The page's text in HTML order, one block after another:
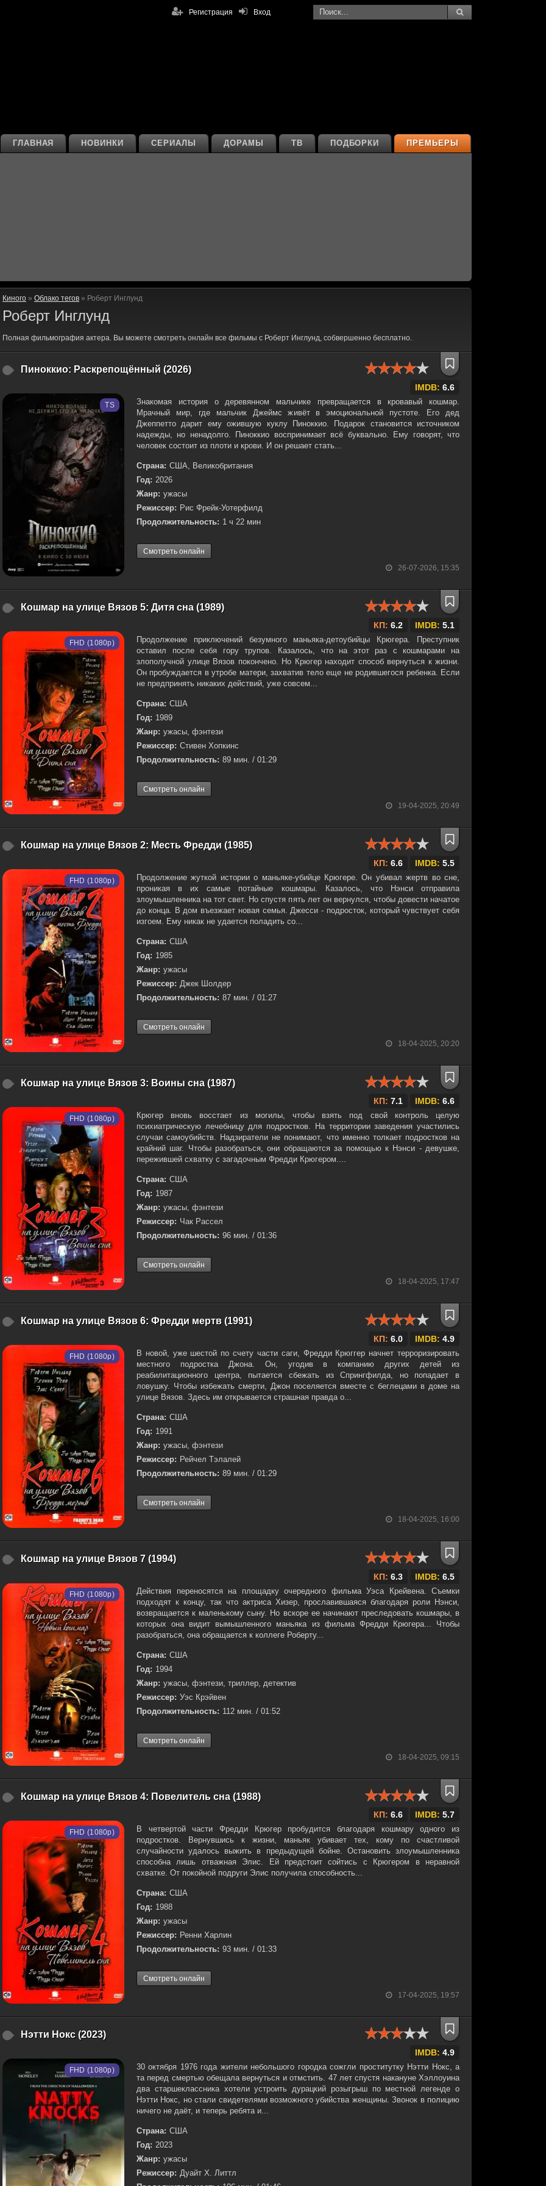
Вход
Регистрация
ПРЕМЬЕРЫ
ПОДБОРКИ
ТВ
ДОРАМЫ
СЕРИАЛЫ
НОВИНКИ
ГЛАВНАЯ
Киного » Облако тегов » Роберт Инглунд
Роберт Инглунд
Полная фильмография актера. Вы можете смотреть онлайн все фильмы с Роберт Инглунд, собвершенно бесплатно.
Пиноккио: Раскрепощённый (2026)
IMDB: 6.6
26-07-2026, 15:35
TS
Знакомая история о деревянном мальчике превращается в кровавый кошмар.
Мрачный мир, где мальчик Джеймс живёт в эмоциональной пустоте. Его дед
Джеппетто дарит ему ожившую куклу Пиноккио. Подарок становится источником
надежды, но ненадолго. Пиноккио воспринимает всё буквально. Ему говорят, что
человек состоит из плоти и крови. И он решает стать...
Страна: США, Великобритания
Год: 2026
Жанр: ужасы
Режиссер: Рис Фрейк-Уотерфилд
Продолжительность: 1 ч 22 мин
Смотреть онлайн
Кошмар на улице Вязов 5: Дитя сна (1989)
КП: 6.2 IMDB: 5.1
19-04-2025, 20:49
FHD (1080p)
Продолжение приключений безумного маньяка-детоубийцы Крюгера. Преступник
оставил после себя гору трупов. Казалось, что на этот раз с кошмарами на
злополучной улице Вязов покончено. Но Крюгер находит способ вернуться к жизни.
Он пробуждается в утробе матери, захватив тело еще не родившегося ребенка. Если
не предпринять никаких действий, уже совсем...
Страна: США
Год: 1989
Жанр: ужасы, фэнтези
Режиссер: Стивен Хопкинс
Продолжительность: 89 мин. / 01:29
Смотреть онлайн
Кошмар на улице Вязов 2: Месть Фредди (1985)
КП: 6.6 IMDB: 5.5
18-04-2025, 20:20
FHD (1080p)
Продолжение жуткой истории о маньяке-убийце Крюгере. Он убивал жертв во сне,
проникая в их самые потайные кошмары. Казалось, что Нэнси отправила
злоумышленника на тот свет. Но спустя пять лет он вернулся, чтобы довести начатое
до конца. В дом въезжает новая семья. Джесси - подросток, который чувствует себя
изгоем. Ему никак не удается поладить со...
Страна: США
Год: 1985
Жанр: ужасы
Режиссер: Джек Шолдер
Продолжительность: 87 мин. / 01:27
Смотреть онлайн
Кошмар на улице Вязов 3: Воины сна (1987)
КП: 7.1 IMDB: 6.6
18-04-2025, 17:47
FHD (1080p)
Крюгер вновь восстает из могилы, чтобы взять под свой контроль целую
психиатрическую лечебницу для подростков. На территории заведения участились
случаи самоубийств. Надзиратели не понимают, что именно толкает подростков на
крайний шаг. Чтобы разобраться, они обращаются за помощью к Нэнси - девушке,
пережившей схватку с загадочным Фредди Крюгером....
Страна: США
Год: 1987
Жанр: ужасы, фэнтези
Режиссер: Чак Рассел
Продолжительность: 96 мин. / 01:36
Смотреть онлайн
Кошмар на улице Вязов 6: Фредди мертв (1991)
КП: 6.0 IMDB: 4.9
18-04-2025, 16:00
FHD (1080p)
В новой, уже шестой по счету части саги, Фредди Крюггер начнет терроризировать
местного подростка Джона. Он, угодив в компанию других детей из
реабилитационного центра, пытается сбежать из Спрингфилда, но попадает в
ловушку. Чтобы избежать смерти, Джон поселяется вместе с беглецами в доме на
улице Вязов. Здесь им открывается страшная правда о...
Страна: США
Год: 1991
Жанр: ужасы, фэнтези
Режиссер: Рейчел Тэлалей
Продолжительность: 89 мин. / 01:29
Смотреть онлайн
Кошмар на улице Вязов 7 (1994)
КП: 6.3 IMDB: 6.5
18-04-2025, 09:15
FHD (1080p)
Действия переносятся на площадку очередного фильма Уэса Крейвена. Съемки
подходят к концу, так что актриса Хизер, прославившаяся благодаря роли Нэнси,
возвращается к маленькому сыну. Но вскоре ее начинают преследовать кошмары, в
которых она видит вымышленного маньяка из фильма Фредди Крюгера... Чтобы
разобраться, она обращается к коллеге Роберту...
Страна: США
Год: 1994
Жанр: ужасы, фэнтези, триллер, детектив
Режиссер: Уэс Крэйвен
Продолжительность: 112 мин. / 01:52
Смотреть онлайн
Кошмар на улице Вязов 4: Повелитель сна (1988)
КП: 6.6 IMDB: 5.7
17-04-2025, 19:57
FHD (1080p)
В четвертой части Фредди Крюгер пробудится благодаря кошмару одного из
подростков. Вернувшись к жизни, маньяк убивает тех, кому по счастливой
случайности удалось выжить в предыдущей бойне. Остановить злоумышленника
способна лишь отважная Элис. Ей предстоит сойтись с Крюгером в неравной
схватке. От покойной подруги Элис получила способность...
Страна: США
Год: 1988
Жанр: ужасы
Режиссер: Ренни Харлин
Продолжительность: 93 мин. / 01:33
Смотреть онлайн
Нэтти Нокс (2023)
IMDB: 4.9
FHD (1080p)
30 октября 1976 года жители небольшого городка сожгли проститутку Нэтти Нокс, а
та перед смертью обещала вернуться и отмстить. 47 лет спустя накануне Хэллоуина
два старшеклассника хотели устроить дурацкий розыгрыш по местной легенде о
Нэтти Нокс, но стали свидетелями возможного убийства женщины. Звонок в полицию
ничего не даёт, и теперь ребята и...
Страна: США
Год: 2023
Жанр: ужасы
Режиссер: Дуайт Х. Литтл